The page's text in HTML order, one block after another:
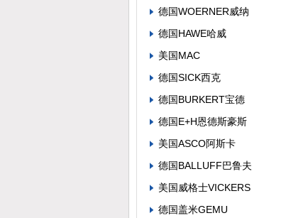
德国WOERNER威纳
德国HAWE哈威
美国MAC
德国SICK西克
德国BURKERT宝德
德国E+H恩德斯豪斯
美国ASCO阿斯卡
德国BALLUFF巴鲁夫
美国威格士VICKERS
德国盖米GEMU